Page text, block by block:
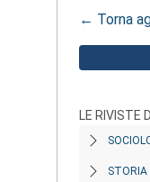
← Torna
LE RIVISTE
STORIA